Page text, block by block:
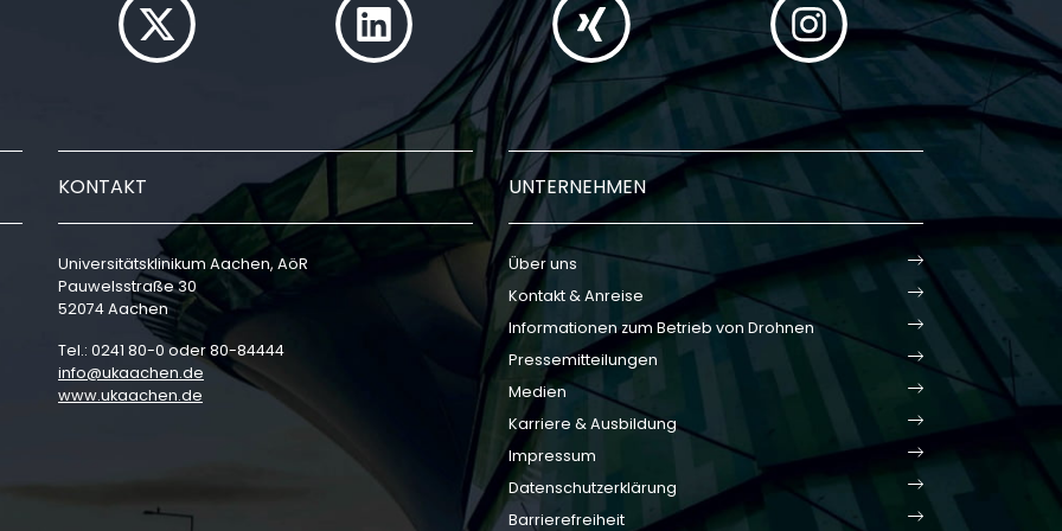
KONTAKT
Universitätsklinikum Aachen, AöR
Pauwelsstraße 30
52074 Aachen
Tel.: 0241 80-0 oder 80-84444
info
ukaachen de
www.ukaachen.de
UNTERNEHMEN
Über uns
Kontakt & Anreise
Informationen zum Betrieb von Drohnen
Pressemitteilungen
Medien
Karriere & Ausbildung
Impressum
Datenschutzerklärung
Barrierefreiheit